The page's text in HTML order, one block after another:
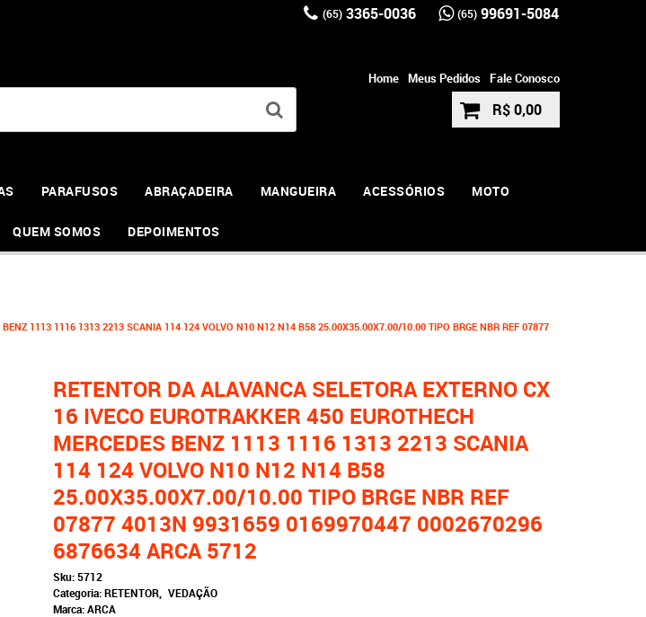
(65) 3365-0036 (65) 99691-5084
Home Meus Pedidos Fale Conosco
R$ 0,00
PARAFUSOS ABRAÇADEIRA MANGUEIRA ACESSÓRIOS MOTO
QUEM SOMOS DEPOIMENTOS
BENZ 1113 1116 1313 2213 SCANIA 114 124 VOLVO N10 N12 N14 B58 25.00X35.00X7.00/10.00 TIPO BRGE NBR REF 07877
RETENTOR DA ALAVANCA SELETORA EXTERNO CX
16 IVECO EUROTRAKKER 450 EUROTHECH
MERCEDES BENZ 1113 1116 1313 2213 SCANIA
114 124 VOLVO N10 N12 N14 B58
25.00X35.00X7.00/10.00 TIPO BRGE NBR REF
07877 4013N 9931659 0169970447 0002670296
6876634 ARCA 5712
Sku:5712
Categoria: RETENTOR
VEDAÇÃO
Marca:ARCA